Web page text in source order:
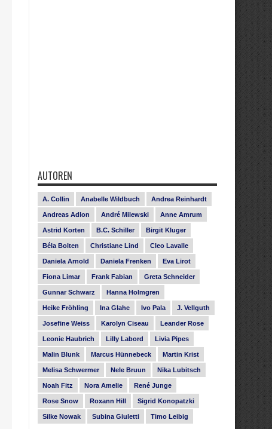
AUTOREN
A. Collin Anabelle Wildbuch Andrea Reinhardt
Andreas Adlon André Milewski Anne Amrum
Astrid Korten B.C. Schiller Birgit Kluger
Béla Bolten Christiane Lind Cleo Lavalle
Daniela Arnold Daniela Frenken Eva Lirot
Fiona Limar Frank Fabian Greta Schneider
Gunnar Schwarz Hanna Holmgren
Heike Fröhling Ina Glahe Ivo Pala J. Vellguth
Josefine Weiss Karolyn Ciseau Leander Rose
Leonie Haubrich Lilly Labord Livia Pipes
Malin Blunk Marcus Hünnebeck Martin Krist
Melisa Schwermer Nele Bruun Nika Lubitsch
Noah Fitz Nora Amelie René Junge
Rose Snow Roxann Hill Sigrid Konopatzki
Silke Nowak Subina Giuletti Timo Leibig